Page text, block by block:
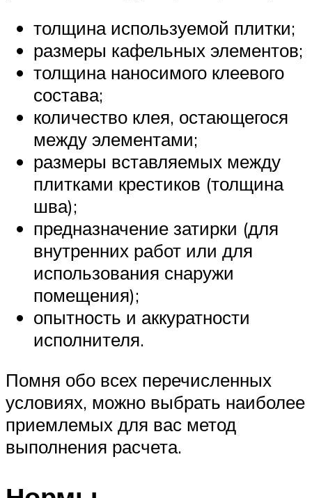
толщина используемой плитки;
размеры кафельных элементов;
толщина наносимого клеевого
состава;
количество клея, остающегося
между элементами;
размеры вставляемых между
плитками крестиков (толщина
шва);
предназначение затирки (для
внутренних работ или для
использования снаружи
помещения);
опытность и аккуратности
исполнителя.
Помня обо всех перечисленных
условиях, можно выбрать наиболее
приемлемых для вас метод
выполнения расчета.